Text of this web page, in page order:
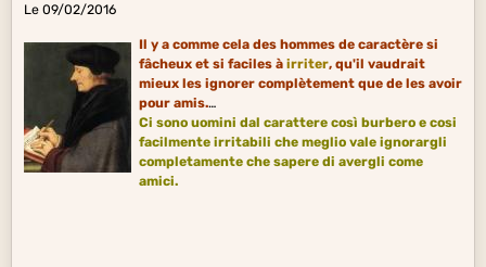
Le 09/02/2016
Il y a comme cela des hommes de caractère si
fâcheux et si faciles à irriter, qu'il vaudrait
mieux les ignorer complètement que de les avoir
pour amis.
Ci sono uomini dal carattere così burbero e cosi
facilmente irritabili che meglio vale ignorargli
completamente che sapere di avergli come
amici.